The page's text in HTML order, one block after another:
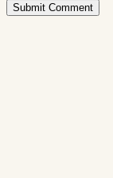
Submit Comment